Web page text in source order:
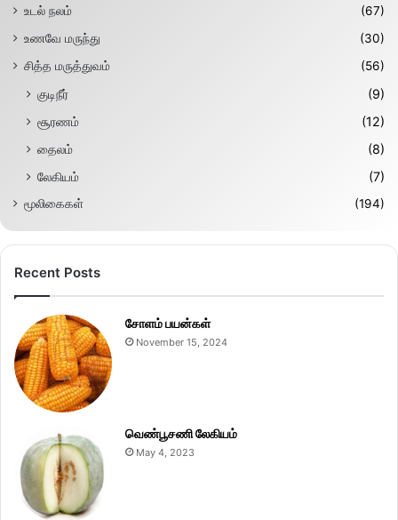
உடல் நலம்
(67)
உணவே மருந்து
(30)
சித்த மருத்துவம்
(56)
குடிநீர்
(9)
சூரணம்
(12)
தைலம்
(8)
லேகியம்
(7)
மூலிகைகள் (194)
Recent Posts
சோளம் பயன்கள்
November 15, 2024
வெண்பூசணி லேகியம்
May 4, 2023